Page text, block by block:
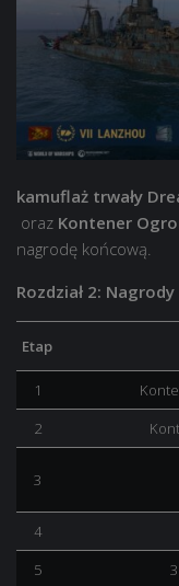
kamuflaż trwały
oraz Kontener
nagrodę końcową.
Rozdział 2:
Etap
1
2
3
4
5